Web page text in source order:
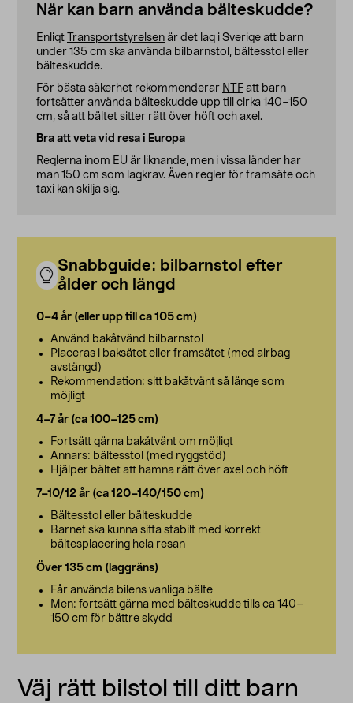
När kan barn använda bälteskudde?
Enligt Transportstyrelsen är det lag i Sverige att barn
under 135 cm ska använda bilbarnstol, bältesstol eller
bälteskudde.
För bästa säkerhet rekommenderar NTF att barn
fortsätter använda bälteskudde upp till cirka 140–150
cm, så att bältet sitter rätt över höft och axel.
Bra att veta vid resa i Europa
Reglerna inom EU är liknande, men i vissa länder har
man 150 cm som lagkrav. Även regler för framsäte och
taxi kan skilja sig.
Snabbguide: bilbarnstol efter
ålder och längd
0–4 år (eller upp till ca 105 cm)
Använd bakåtvänd bilbarnstol
Placeras i baksätet eller framsätet (med airbag
avstängd)
Rekommendation: sitt bakåtvänt så länge som
möjligt
4–7 år (ca 100–125 cm)
Fortsätt gärna bakåtvänt om möjligt
Annars: bältesstol (med ryggstöd)
Hjälper bältet att hamna rätt över axel och höft
7–10/12 år (ca 120–140/150 cm)
Bältesstol eller bälteskudde
Barnet ska kunna sitta stabilt med korrekt
bältesplacering hela resan
Över 135 cm (laggräns)
Får använda bilens vanliga bälte
Men: fortsätt gärna med bälteskudde tills ca 140–
150 cm för bättre skydd
Väj rätt bilstol till ditt barn